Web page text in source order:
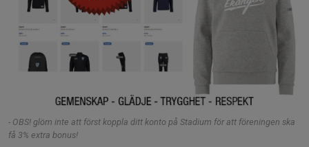
- OBS! glöm inte att först koppla ditt konto på Stadium för att föreningen ska
få 3% extra bonus!